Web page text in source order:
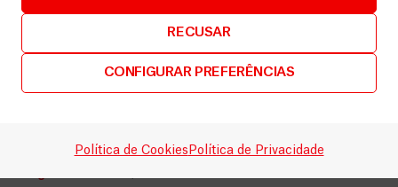
RECUSAR
CONFIGURAR PREFERÊNCIAS
Política de Cookies Política de Privacidade
Mossul devido a obstáculos administrativos